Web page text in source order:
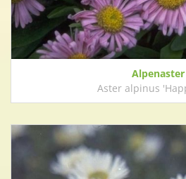
Alpenaster
Aster alpinus